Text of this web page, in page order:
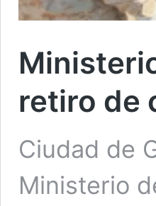
retiro de
Ciudad de
Ministerio